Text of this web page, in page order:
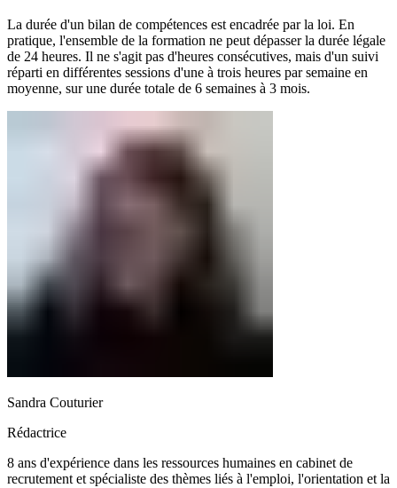
La durée d'un bilan de compétences est encadrée par la loi. En
pratique, l'ensemble de la formation ne peut dépasser la durée légale
de 24 heures. Il ne s'agit pas d'heures consécutives, mais d'un suivi
réparti en différentes sessions d'une à trois heures par semaine en
moyenne, sur une durée totale de 6 semaines à 3 mois.
Sandra Couturier
Rédactrice
8 ans d'expérience dans les ressources humaines en cabinet de
recrutement et spécialiste des thèmes liés à l'emploi, l'orientation et la